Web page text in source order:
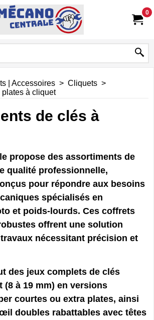
0
| Accessoires > Cliquets >
à cliquet
de clés à
propose des assortiments de
qualité professionnelle,
pour répondre aux besoins
spécialisés en
et poids-lourds. Ces coffrets
offrent une solution
nécessitant précision et
des jeux complets de clés
(8 à 19 mm) en versions
courtes ou extra plates, ainsi
doubles rabattables avec têtes